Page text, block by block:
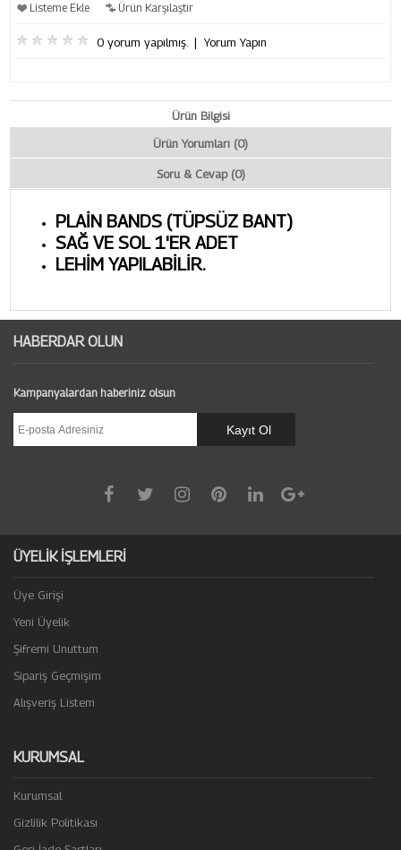
Listeme Ekle Ürün Karşılaştır
0 yorum yapılmış. |Yorum Yapın
Ürün Bilgisi
Ürün Yorumları (0)
Soru & Cevap (0)
PLAİN BANDS (TÜPSÜZ BANT)
SAĞ VE SOL 1'ER ADET
LEHİM YAPILABİLİR.
HABERDAR OLUN
Kampanyalardan haberiniz olsun
ÜYELİK İŞLEMLERİ
Üye Girişi
Yeni Üyelik
Şifremi Unuttum
Sipariş Geçmişim
Alışveriş Listem
KURUMSAL
Kurumsal
Gizlilik Politikası